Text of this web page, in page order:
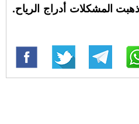
المشكلات أدراج الرياح.